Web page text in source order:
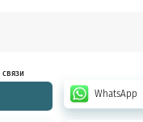
WhatsApp